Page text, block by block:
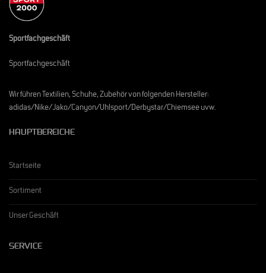
Sportfachgeschäft
Sportfachgeschäft
Wir führen Textilien, Schuhe, Zubehör von folgenden Hersteller:
adidas/Nike/Jako/Canyon/Uhlsport/Derbystar/Chiemsee uvw.
HAUPTBEREICHE
Startseite
Sortiment
Unser Geschäft
SERVICE